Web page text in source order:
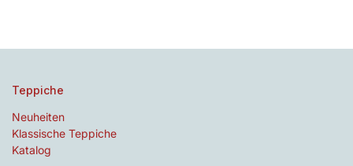
Teppiche
Neuheiten
Klassische Teppiche
Katalog